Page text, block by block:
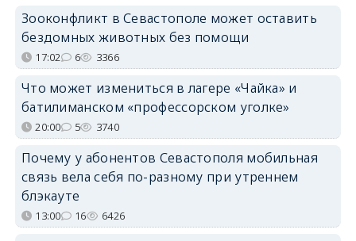
Зооконфликт в Севастополе может оставить
бездомных животных без помощи
17:02 6 3366
Что может измениться в лагере «Чайка» и
батилиманском «профессорском уголке»
20:00 5 3740
Почему у абонентов Севастополя мобильная
связь вела себя по-разному при утреннем
блэкауте
13:00 16 6426